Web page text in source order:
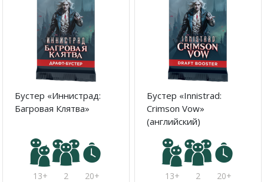
Бустер «Иннистрад:
Багровая Клятва»
13+ 2 20+
Бустер «Innistrad:
Crimson Vow»
(английский)
13+ 2 20+